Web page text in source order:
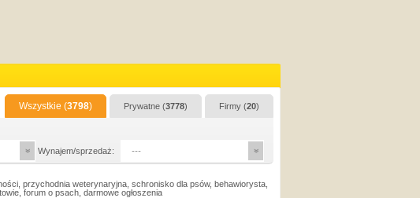
Wszystkie (3798) Prywatne (3778) Firmy (20)
Wynajem/sprzedaż: ---
przychodnia weterynaryjna, schronisko dla psów, behawiorysta,
forum o psach, darmowe ogłoszenia